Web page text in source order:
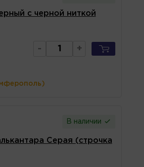
с черной ниткой
- +
В наличии
Серая (строчка